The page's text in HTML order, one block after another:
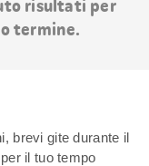
risultati per
termine.
brevi gite durante il
il tuo tempo